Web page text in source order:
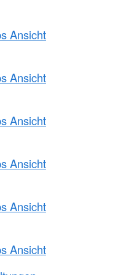
Ansicht
Ansicht
Ansicht
Ansicht
Ansicht
Ansicht